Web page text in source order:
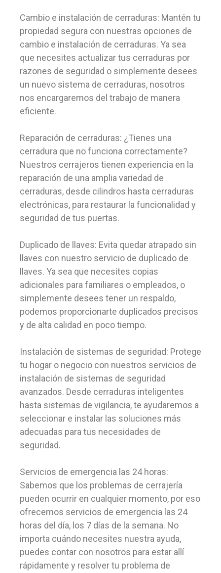
Cambio e instalación de cerraduras: Mantén tu
propiedad segura con nuestras opciones de
cambio e instalación de cerraduras. Ya sea
que necesites actualizar tus cerraduras por
razones de seguridad o simplemente desees
un nuevo sistema de cerraduras, nosotros
nos encargaremos del trabajo de manera
eficiente.
Reparación de cerraduras: ¿Tienes una
cerradura que no funciona correctamente?
Nuestros cerrajeros tienen experiencia en la
reparación de una amplia variedad de
cerraduras, desde cilindros hasta cerraduras
electrónicas, para restaurar la funcionalidad y
seguridad de tus puertas.
Duplicado de llaves: Evita quedar atrapado sin
llaves con nuestro servicio de duplicado de
llaves. Ya sea que necesites copias
adicionales para familiares o empleados, o
simplemente desees tener un respaldo,
podemos proporcionarte duplicados precisos
y de alta calidad en poco tiempo.
Instalación de sistemas de seguridad: Protege
tu hogar o negocio con nuestros servicios de
instalación de sistemas de seguridad
avanzados. Desde cerraduras inteligentes
hasta sistemas de vigilancia, te ayudaremos a
seleccionar e instalar las soluciones más
adecuadas para tus necesidades de
seguridad.
Servicios de emergencia las 24 horas:
Sabemos que los problemas de cerrajería
pueden ocurrir en cualquier momento, por eso
ofrecemos servicios de emergencia las 24
horas del día, los 7 días de la semana. No
importa cuándo necesites nuestra ayuda,
puedes contar con nosotros para estar allí
rápidamente y resolver tu problema de